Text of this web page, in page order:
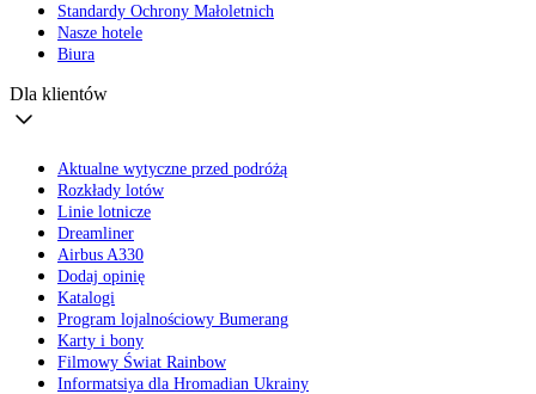
Standardy Ochrony Małoletnich
Nasze hotele
Biura
Dla klientów
Aktualne wytyczne przed podróżą
Rozkłady lotów
Linie lotnicze
Dreamliner
Airbus A330
Dodaj opinię
Katalogi
Program lojalnościowy Bumerang
Karty i bony
Filmowy Świat Rainbow
Informatsiya dla Hromadian Ukrainy